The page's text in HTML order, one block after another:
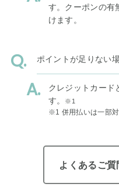
す。クーポンの有
けます。
ポイントが足りない
クレジットカード
す。
※1
※1 併用払いは一部
よくあるご